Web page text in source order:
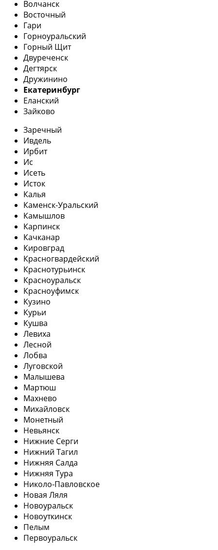
Волчанск
Восточный
Гари
Горноуральский
Горный Щит
Двуреченск
Дегтярск
Дружинино
Екатеринбург
Еланский
Зайково
Заречный
Ивдель
Ирбит
Ис
Исеть
Исток
Калья
Каменск-Уральский
Камышлов
Карпинск
Качканар
Кировград
Красногвардейский
Краснотурьинск
Красноуральск
Красноуфимск
Кузино
Курьи
Кушва
Левиха
Лесной
Лобва
Луговской
Малышева
Мартюш
Махнево
Михайловск
Монетный
Невьянск
Нижние Серги
Нижний Тагил
Нижняя Салда
Нижняя Тура
Николо-Павловское
Новая Ляля
Новоуральск
Новоуткинск
Пелым
Первоуральск